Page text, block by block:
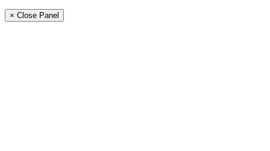
× Close Panel